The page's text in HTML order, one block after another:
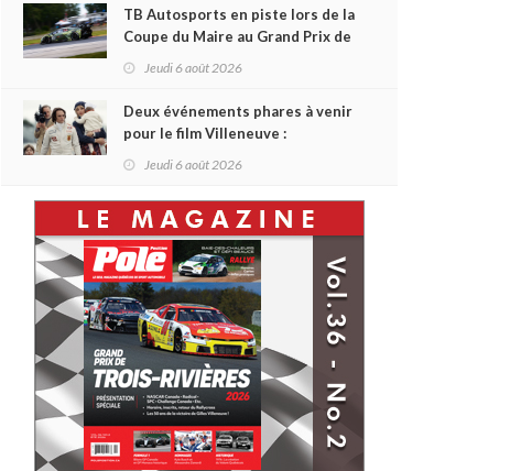
TB Autosports en piste lors de la
Coupe du Maire au Grand Prix de
Trois-Rivières
Jeudi 6 août 2026
Deux événements phares à venir
pour le film Villeneuve :
L'ascension d'une légende (+
Jeudi 6 août 2026